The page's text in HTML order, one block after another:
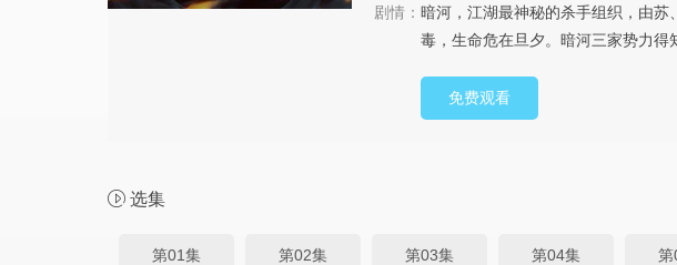
剧情： 暗河，江湖最神秘的杀手组织，由
毒，生命危在旦夕。暗河三家势力得
免费观看
选集
第01集 第02集 第03集 第04集 第